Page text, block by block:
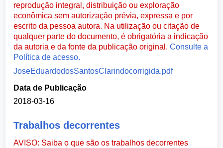
reprodução integral, distribuição ou exploração
econômica sem autorização prévia, expressa e por
escrito da pessoa autora. Na utilização ou citação de
qualquer parte do documento, é obrigatória a indicação
da autoria e da fonte da publicação original.Consulte a
Política de acesso.
JoseEduardodosSantosClarindocorrigida.pdf
Data de Publicação
2018-03-16
Trabalhos decorrentes
AVISO: Saiba o que são os trabalhos decorrentes